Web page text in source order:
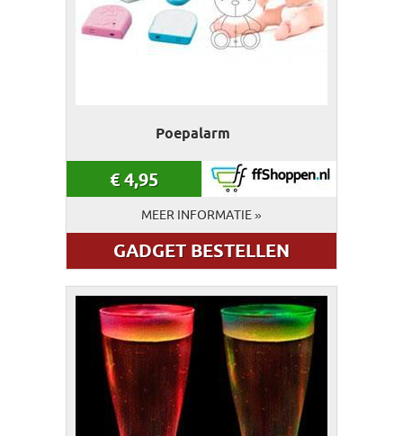
Poepalarm
€4,95
MEER INFORMATIE »
GADGET BESTELLEN